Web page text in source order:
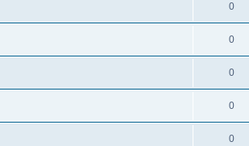
0
0
0
0
0